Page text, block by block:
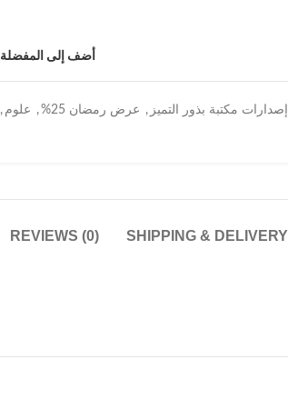
أضف إلى المفضلة
إصدارات مكتبة بذور التميز , عرض رمضان 25% , علوم ,
REVIEWS (0) SHIPPING & DELIVERY